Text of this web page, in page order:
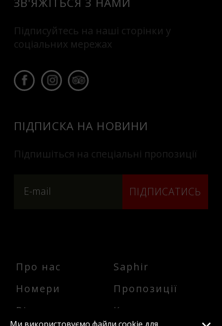
Підписуйтесь на наші сторінки у
соціальних мережах
ПІДПИСКА НА НОВИНИ
Підпишіться на спеціальні пропозиції
ПІДПИСАТИСЬ
Про нас
Номери
Відпочинок
Saphir
Пропозиції
Контакти